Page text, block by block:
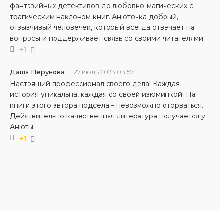
фантазийных детективов до любовно-магических с
трагическим наклоном книг. Анюточка добрый,
отзывчивый человечек, который всегда отвечает на
вопросы и поддерживает связь со своими читателями.
+1
Даша Перунова 27 июль 2023 03:57
Настоящий профессионал своего дела! Каждая
история уникальна, каждая со своей изюминкой! На
книги этого автора подсела – невозможно оторваться.
Действительно качественная литература получается у
Анюты
+1